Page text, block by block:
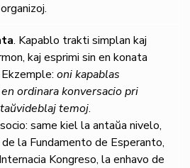
. Kapablo trakti simplan kaj
kaj esprimi sin en konata
oni kapablas
ordinara konversacio pri
temoj.
same kiel la antaŭa nivelo,
la Fundamento de Esperanto,
Kongreso, la enhavo de